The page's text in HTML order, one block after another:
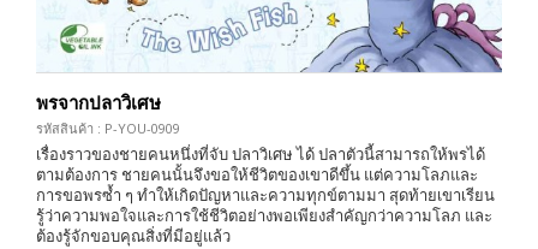
พรจากปลาวิเศษ
รหัสสินค้า : P-YOU-0909
เรื่องราวของชายคนหนึ่งที่จับ ปลาวิเศษ ได้ ปลาตัวนี้สามารถให้พรได้
ตามต้องการ ชายคนนั้นจึงขอให้ชีวิตของเขาดีขึ้น แต่ความโลภและ
การขอพรซ้ำ ๆ ทำให้เกิดปัญหาและความทุกข์ตามมา สุดท้ายเขาเรียน
รู้ว่าความพอใจและการใช้ชีวิตอย่างพอเพียงสำคัญกว่าความโลภ และ
ต้องรู้จักขอบคุณสิ่งที่มีอยู่แล้ว